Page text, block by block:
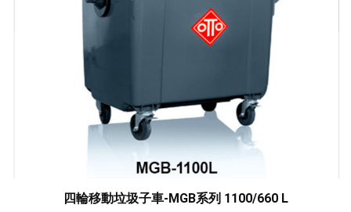
四輪移動垃圾子車-MGB系列 1100/660 L